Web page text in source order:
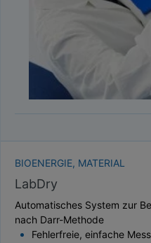
BIOENERGIE, MATERIAL
LabDry
Automatisches System zur
nach Darr-Methode
Fehlerfreie, einfache